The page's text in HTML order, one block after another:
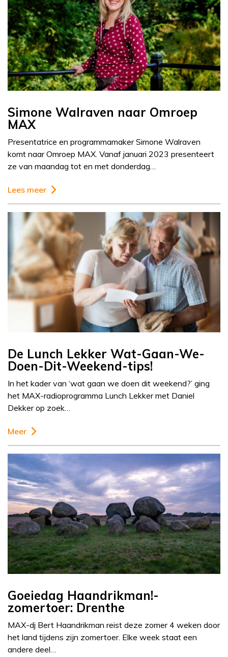
Simone Walraven naar Omroep
MAX
Presentatrice en programmamaker Simone Walraven
komt naar Omroep MAX. Vanaf januari 2023 presenteert
ze van maandag tot en met donderdag…
Lees meer
De Lunch Lekker Wat-Gaan-We-
Doen-Dit-Weekend-tips!
In het kader van ‘wat gaan we doen dit weekend?’ ging
het MAX-radioprogramma Lunch Lekker met Daniel
Dekker op zoek…
Meer
Goeiedag Haandrikman!-
zomertoer: Drenthe
MAX-dj Bert Haandrikman reist deze zomer 4 weken door
het land tijdens zijn zomertoer. Elke week staat een
andere deel…